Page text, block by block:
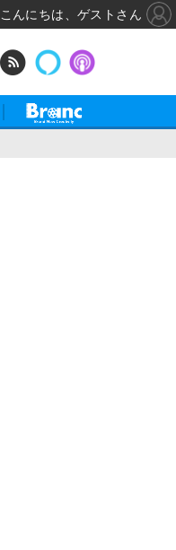
こんにちは、ゲストさん